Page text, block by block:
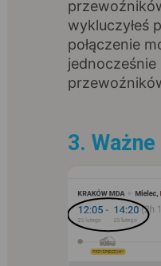
wykluczyłeś
połączenie
jednocześnie
3.